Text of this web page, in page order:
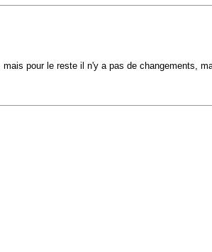
pour le reste il n'y a pas de changements,